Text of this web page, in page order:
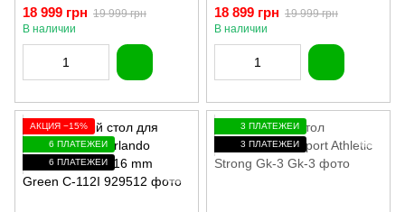
Challenge Indoor 16 mm
Blue C-273I
18 999 грн 19 999 грн
В наличии
Challenge Indoor 16 mm
Green C-272I
18 899 грн 19 999 грн
В наличии
АКЦИЯ −15%
6 ПЛАТЕЖЕЙ
6 ПЛАТЕЖЕЙ
3 ПЛАТЕЖЕЙ
3 ПЛАТЕЖЕЙ